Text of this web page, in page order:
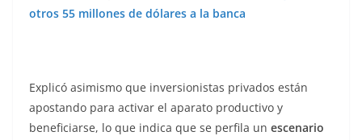
otros 55 millones de dólares a la banca
Explicó asimismo que inversionistas privados están
apostando para activar el aparato productivo y
beneficiarse, lo que indica que se perfila un escenario